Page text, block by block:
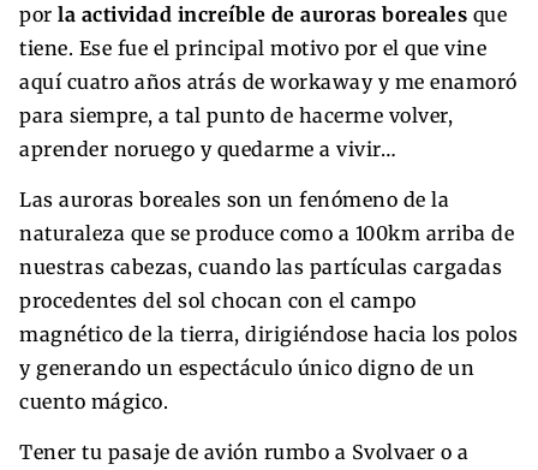
por la actividad increíble de auroras boreales que
tiene. Ese fue el principal motivo por el que vine
aquí cuatro años atrás de workaway y me enamoró
para siempre, a tal punto de hacerme volver,
aprender noruego y quedarme a vivir…
Las auroras boreales son un fenómeno de la
naturaleza que se produce como a 100km arriba de
nuestras cabezas, cuando las partículas cargadas
procedentes del sol chocan con el campo
magnético de la tierra, dirigiéndose hacia los polos
y generando un espectáculo único digno de un
cuento mágico.
Tener tu pasaje de avión rumbo a Svolvaer o a